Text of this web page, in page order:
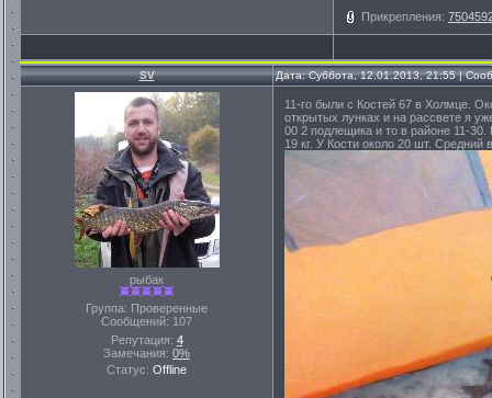
Прикрепления:
SV Дата: Суббота, 12.01.2013, 21:55 |
рыбак
Группа: Проверенные
Сообщений: 107
Репутация: 4
Замечания: 0%
Статус: Offline
11-го были с Костей 67 в Холмце.
открытых лунках и на рассвете я
00 2 подлещика и то в районе 11-
19 кг. У Кости около 20 шт.